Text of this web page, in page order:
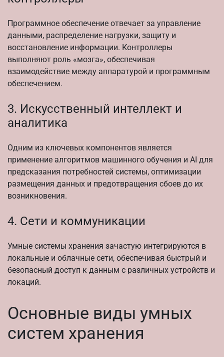
Программное обеспечение отвечает за управление
данными, распределение нагрузки, защиту и
восстановление информации. Контроллеры
выполняют роль «мозга», обеспечивая
взаимодействие между аппаратурой и программным
обеспечением.
3. Искусственный интеллект и
аналитика
Одним из ключевых компонентов является
применение алгоритмов машинного обучения и AI для
предсказания потребностей системы, оптимизации
размещения данных и предотвращения сбоев до их
возникновения.
4. Сети и коммуникации
Умные системы хранения зачастую интегрируются в
локальные и облачные сети, обеспечивая быстрый и
безопасный доступ к данным с различных устройств и
локаций.
Основные виды умных
систем хранения